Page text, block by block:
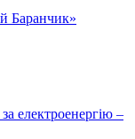
Баранчик»
електроенергію –